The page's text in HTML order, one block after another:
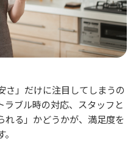
さ」だけに注目してしまうの
ラブル時の対応、スタッフと
れる」かどうかが、満足度を